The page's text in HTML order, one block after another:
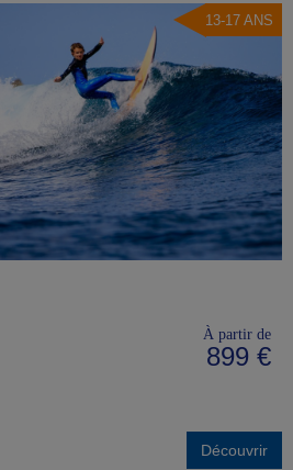
13-17 ANS
À partir de
899 €
Découvrir